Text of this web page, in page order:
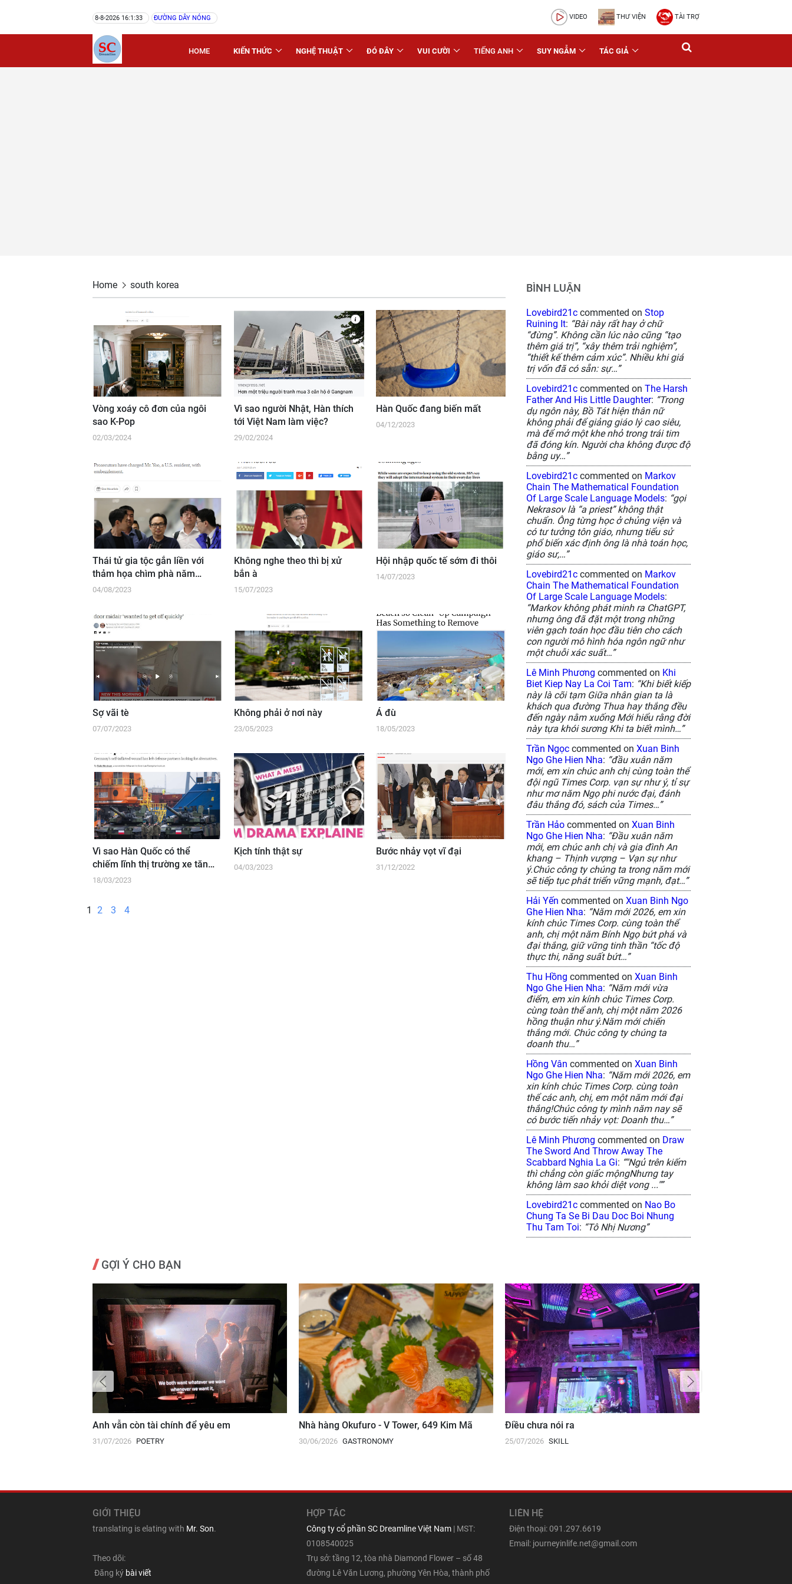
8-8-2026 16:1:33 ĐƯỜNG DÂY NÓNG VIDEO THƯ VIỆN TÀI TRỢ
HOME KIẾN THỨC NGHỆ THUẬT ĐÓ ĐÂY VUI CƯỜI TIẾNG ANH SUY NGẪM TÁC GIẢ
Home south korea
Vòng xoáy cô đơn của ngôi
sao K-Pop
02/03/2024
Vì sao người Nhật, Hàn thích
tới Việt Nam làm việc?
29/02/2024
Hàn Quốc đang biến mất
04/12/2023
Thái tử gia tộc gắn liền với
thảm họa chìm phà năm
2014 bị dẫn độ về Hàn Quốc
04/08/2023
Không nghe theo thì bị xử
bắn à
15/07/2023
Hội nhập quốc tế sớm đi thôi
14/07/2023
Sợ vãi tè
07/07/2023
Không phải ở nơi này
23/05/2023
Á đù
18/05/2023
Vì sao Hàn Quốc có thể
chiếm lĩnh thị trường xe tăng
châu Âu?
18/03/2023
Kịch tính thật sự
04/03/2023
Bước nhảy vọt vĩ đại
31/12/2022
1 2 3 4
BÌNH LUẬN
Lovebird21c commented on Stop
Ruining It: “Bài này rất hay ở chữ
“đừng”. Không cần lúc nào cũng “tạo
thêm giá trị”, “xây thêm trải nghiệm”,
“thiết kế thêm cảm xúc”. Nhiều khi giá
trị vốn đã có sẵn: sự…”
Lovebird21c commented on The Harsh
Father And His Little Daughter: “Trong
dụ ngôn này, Bồ Tát hiện thân nữ
không phải để giảng giáo lý cao siêu,
mà để mở một khe nhỏ trong trái tim
đã đóng kín. Người cha không được độ
bằng uy…”
Lovebird21c commented on Markov
Chain The Mathematical Foundation
Of Large Scale Language Models: “gọi
Nekrasov là “a priest” không thật
chuẩn. Ông từng học ở chủng viện và
có tư tưởng tôn giáo, nhưng tiểu sử
phổ biến xác định ông là nhà toán học,
giáo sư,…”
Lovebird21c commented on Markov
Chain The Mathematical Foundation
Of Large Scale Language Models:
“Markov không phát minh ra ChatGPT,
nhưng ông đã đặt một trong những
viên gạch toán học đầu tiên cho cách
con người mô hình hóa ngôn ngữ như
một chuỗi xác suất…”
Lê Minh Phương commented on Khi
Biet Kiep Nay La Coi Tam: “Khi biết kiếp
này là cõi tạm Giữa nhân gian ta là
khách qua đường Thua hay thắng đều
đến ngày nằm xuống Mới hiểu rằng đời
này tựa khói sương Khi ta biết mình…”
Trần Ngọc commented on Xuan Binh
Ngo Ghe Hien Nha: “đầu xuân năm
mới, em xin chúc anh chị cùng toàn thể
đội ngũ Times Corp. vạn sự như ý, tỉ sự
như mơ năm Ngọ phi nước đại, đánh
đâu thắng đó, sách của Times…”
Trần Hảo commented on Xuan Binh
Ngo Ghe Hien Nha: “Đầu xuân năm
mới, em chúc anh chị và gia đình An
khang – Thịnh vượng – Vạn sự như
ý.Chúc công ty chúng ta trong năm mới
sẽ tiếp tục phát triển vững mạnh, đạt…”
Hải Yến commented on Xuan Binh Ngo
Ghe Hien Nha: “Năm mới 2026, em xin
kính chúc Times Corp. cùng toàn thể
anh, chị một năm Bính Ngọ bứt phá và
đại thắng, giữ vững tinh thần “tốc độ
thực thi, năng suất bứt…”
Thu Hồng commented on Xuan Binh
Ngo Ghe Hien Nha: “Năm mới vừa
điểm, em xin kính chúc Times Corp.
cùng toàn thể anh, chị một năm 2026
hồng thuận như ý.Năm mới chiến
thắng mới. Chúc công ty chúng ta
doanh thu…”
Hồng Vân commented on Xuan Binh
Ngo Ghe Hien Nha: “Năm mới 2026, em
xin kính chúc Times Corp. cùng toàn
thể các anh, chị, em một năm mới đại
thắng!Chúc công ty mình năm nay sẽ
có bước tiến nhảy vọt: Doanh thu…”
Lê Minh Phương commented on Draw
The Sword And Throw Away The
Scabbard Nghia La Gi: “"Ngủ trên kiếm
thì chẳng còn giấc mộngNhưng tay
không làm sao khỏi diệt vong ..."”
Lovebird21c commented on Nao Bo
Chung Ta Se Bi Dau Doc Boi Nhung
Thu Tam Toi: “Tô Nhị Nương”
GỢI Ý CHO BẠN
Anh vẫn còn tài chính để yêu em
31/07/2026 POETRY
Nhà hàng Okufuro - V Tower, 649 Kim Mã
30/06/2026 GASTRONOMY
Điều chưa nói ra
25/07/2026 SKILL
GIỚI THIỆU
translating is elating with Mr. Son.
Theo dõi:
Đăng ký bài viết
HỢP TÁC
Công ty cổ phần SC Dreamline Việt Nam | MST:
0108540025
Trụ sở: tầng 12, tòa nhà Diamond Flower – số 48
đường Lê Văn Lương, phường Yên Hòa, thành phố
LIÊN HỆ
Điện thoại: 091.297.6619
Email: journeyinlife.net@gmail.com